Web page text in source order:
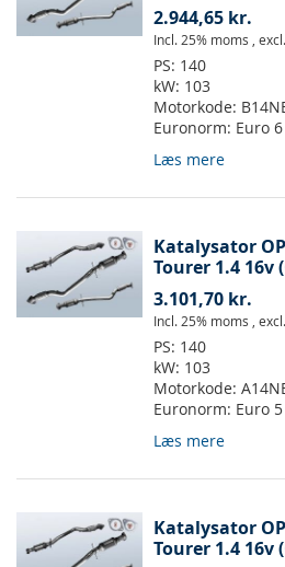
2.944,65 kr.
Incl. 25% moms , excl.
PS: 140
kW: 103
Motorkode:
Euronorm: Euro 6
Læs mere
Katalysator
Tourer 1.4 16v
3.101,70 kr.
Incl. 25% moms , excl.
PS: 140
kW: 103
Motorkode:
Euronorm: Euro 5
Læs mere
Katalysator
Tourer 1.4 16v